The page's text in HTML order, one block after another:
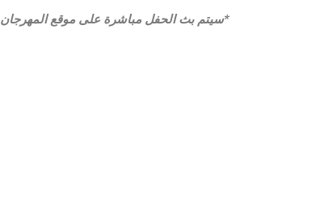
*سيتم بث الحفل مباشرة على موقع المهرجان